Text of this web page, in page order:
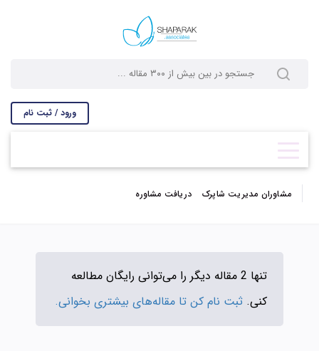
ورود / ثبت نام
مشاوران مدیریت شاپرک دریافت مشاوره
تنها 2 مقاله دیگر را می‌توانی رایگان مطالعه
کنی. ثبت نام کن تا مقاله‌های بیشتری بخوانی.